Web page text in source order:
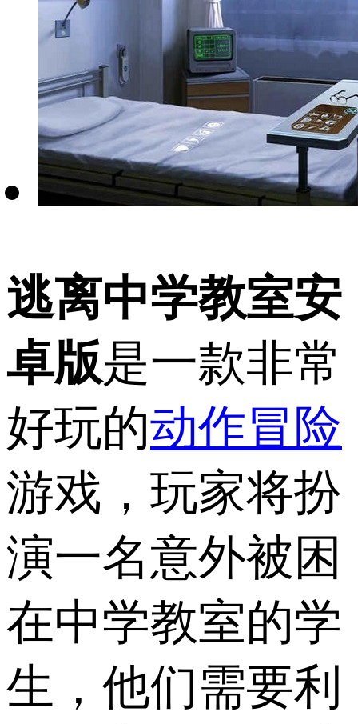
逃离中学教室安
卓版是一款非常
好玩的动作冒险
游戏，玩家将扮
演一名意外被困
在中学教室的学
生，他们需要利